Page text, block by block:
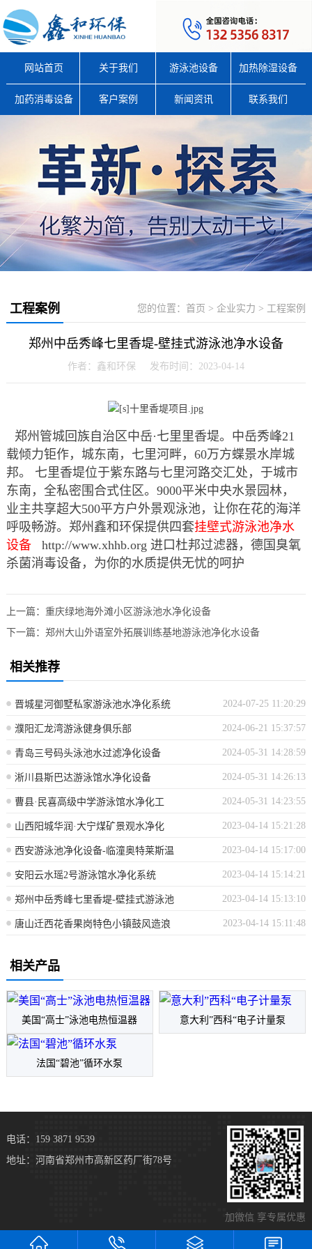
网站首页 关于我们 游泳池设备 加热除湿设备
加药消毒设备 客户案例 新闻资讯 联系我们
您的位置： 首页 > 企业实力 > 工程案例
工程案例
郑州中岳秀峰七里香堤-壁挂式游泳池净水设备
作者：鑫和环保 发布时间：2023-04-14
郑州管城回族自治区中岳·七里里香堤。中岳秀峰21
载倾力钜作，城东南，七里河畔，60万方蝶景水岸城
邦。 七里香堤位于紫东路与七里河路交汇处，于城市
东南，全私密围合式住区。9000平米中央水景园林，
业主共享超大500平方户外景观泳池，让你在花的海洋
呼吸畅游。郑州鑫和环保提供四套挂壁式游泳池净水
设备
http://www.xhhb.org 进口杜邦过滤器，德国臭氧
杀菌消毒设备，为你的水质提供无忧的呵护
上一篇： 重庆绿地海外滩小区游泳池水净化设备
下一篇： 郑州大山外语室外拓展训练基地游泳池净化水设备
相关推荐
2024-07-25 11:20:29
晋城星河御墅私家游泳池水净化系统
2024-06-21 15:37:57
濮阳汇龙湾游泳健身俱乐部
2024-05-31 14:28:59
青岛三号码头泳池水过滤净化设备
2024-05-31 14:26:13
淅川县斯巴达游泳馆水净化设备
2024-05-31 14:23:55
曹县·民喜高级中学游泳馆水净化工
2023-04-14 15:21:28
山西阳城华润·大宁煤矿景观水净化
2023-04-14 15:17:00
西安游泳池净化设备-临潼奥特莱斯温
2023-04-14 15:14:21
安阳云水瑶2号游泳馆水净化系统
2023-04-14 15:13:10
郑州中岳秀峰七里香堤-壁挂式游泳池
2023-04-14 15:11:48
唐山迁西花香果岗特色小镇鼓风造浪
相关产品
美国“高士”泳池电热恒温器 意大利”西科“电子计量泵
法国“碧池”循环水泵
加微信 享专属优惠
电话：159 3871 9539
地址：河南省郑州市高新区药厂街78号